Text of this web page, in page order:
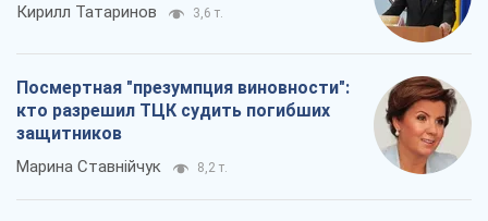
Кирилл Татаринов 3,6 т.
Посмертная "презумпция виновности":
кто разрешил ТЦК судить погибших
защитников
Марина Ставнійчук 8,2 т.